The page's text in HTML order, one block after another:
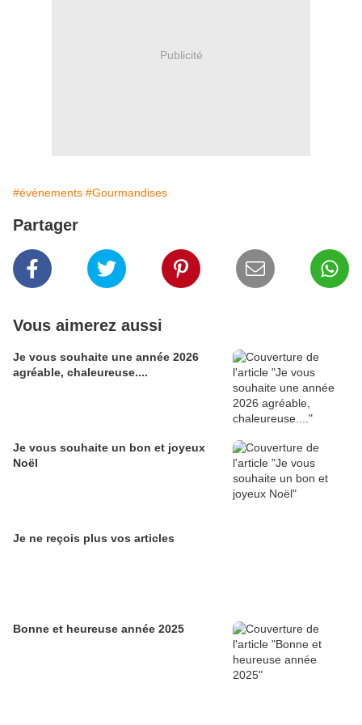
Publicité
#évènements #Gourmandises
Partager
Vous aimerez aussi
Je vous souhaite une année 2026
agréable, chaleureuse....
Je vous souhaite un bon et joyeux
Noël
Je ne reçois plus vos articles
Bonne et heureuse année 2025